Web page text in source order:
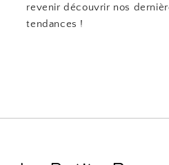
revenir découvrir nos
tendances !